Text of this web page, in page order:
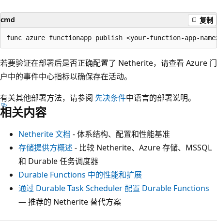
cmd 复制
若要验证在部署后是否正确配置了 Netherite，请查看 Azure 门
户中的事件中心指标以确保存在活动。
有关其他部署方法，请参阅 先决条件中语言的部署说明。
相关内容
Netherite 文档 - 体系结构、配置和性能基准
存储提供方概述- 比较 Netherite、Azure 存储、MSSQL
和 Durable 任务调度器
Durable Functions 中的性能和扩展
通过 Durable Task Scheduler 配置 Durable Functions
— 推荐的 Netherite 替代方案